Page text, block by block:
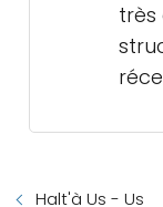
Halt'à Us - Us